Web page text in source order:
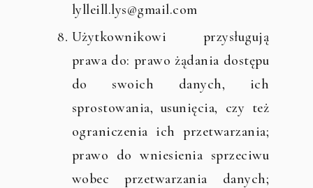
lylleill.lys@gmail.com
Użytkownikowi przysługują
prawa do: prawo żądania dostępu
do swoich danych, ich
sprostowania, usunięcia, czy też
ograniczenia ich przetwarzania;
prawo do wniesienia sprzeciwu
wobec przetwarzania danych;